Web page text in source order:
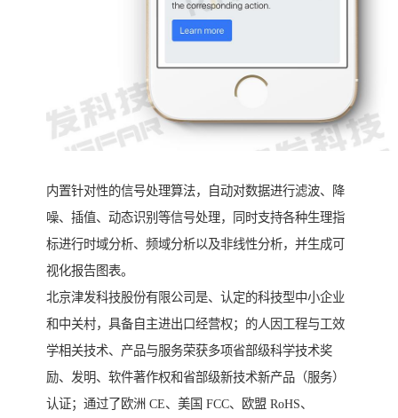
内置针对性的信号处理算法，自动对数据进行滤波、降
噪、插值、动态识别等信号处理，同时支持各种生理指
标进行时域分析、频域分析以及非线性分析，并生成可
视化报告图表。
北京津发科技股份有限公司是、认定的科技型中小企业
和中关村，具备自主进出口经营权；的人因工程与工效
学相关技术、产品与服务荣获多项省部级科学技术奖
励、发明、软件著作权和省部级新技术新产品（服务）
认证；通过了欧洲 CE、美国 FCC、欧盟 RoHS、